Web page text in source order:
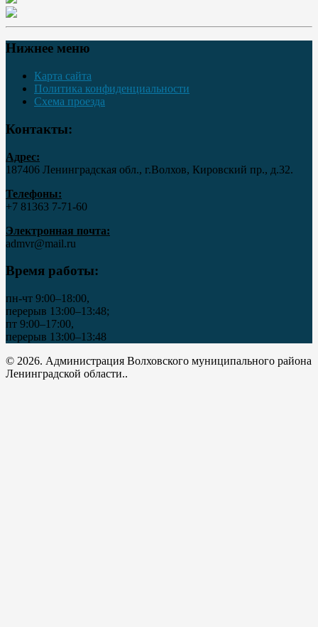
Нижнее меню
Карта сайта
Политика конфиденциальности
Схема проезда
Контакты:
Адрес:
187406 Ленинградская обл., г.Волхов, Кировский пр., д.32.
Телефоны:
+7 81363 7‑71-60
Электронная почта:
admvr@mail.ru
Время работы:
пн-чт 9:00–18:00,
перерыв 13:00–13:48;
пт 9:00–17:00,
перерыв 13:00–13:48
© 2026. Администрация Волховского муниципального района
Ленинградской области..